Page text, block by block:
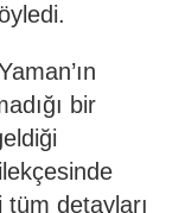
bir
detayları